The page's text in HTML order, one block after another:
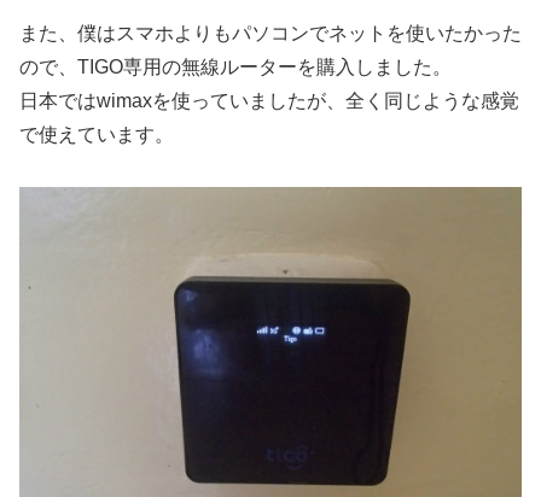
また、僕はスマホよりもパソコンでネットを使いたかった
ので、TIGO専用の無線ルーターを購入しました。
日本ではwimaxを使っていましたが、全く同じような感覚
で使えています。